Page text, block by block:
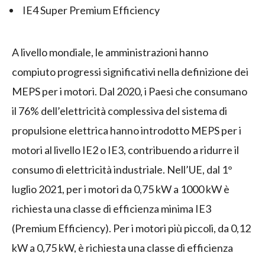
IE4 Super Premium Efficiency
A livello mondiale, le amministrazioni hanno
compiuto progressi significativi nella definizione dei
MEPS per i motori. Dal 2020, i Paesi che consumano
il 76% dell’elettricità complessiva del sistema di
propulsione elettrica hanno introdotto MEPS per i
motori al livello IE2 o IE3, contribuendo a ridurre il
consumo di elettricità industriale. Nell’UE, dal 1°
luglio 2021, per i motori da 0,75 kW a 1000 kW è
richiesta una classe di efficienza minima IE3
(Premium Efficiency). Per i motori più piccoli, da 0,12
kW a 0,75 kW, è richiesta una classe di efficienza